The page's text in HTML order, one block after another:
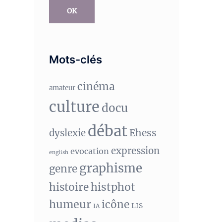
OK
Mots-clés
amateur cinéma
culture docu
dyslexie débat Ehess
english evocation expression
genre graphisme
histoirehistphot
humeur IA icône LIS